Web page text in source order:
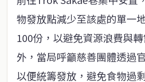
物發放點減少至該處的單一
100份，以避免資源浪費與
外，當局呼籲慈善團體透過
以便統籌發放，避免食物過